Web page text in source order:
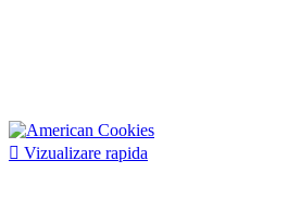
 Vizualizare rapida